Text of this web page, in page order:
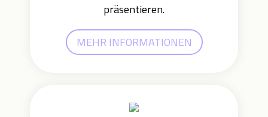
präsentieren.
MEHR INFORMATIONEN